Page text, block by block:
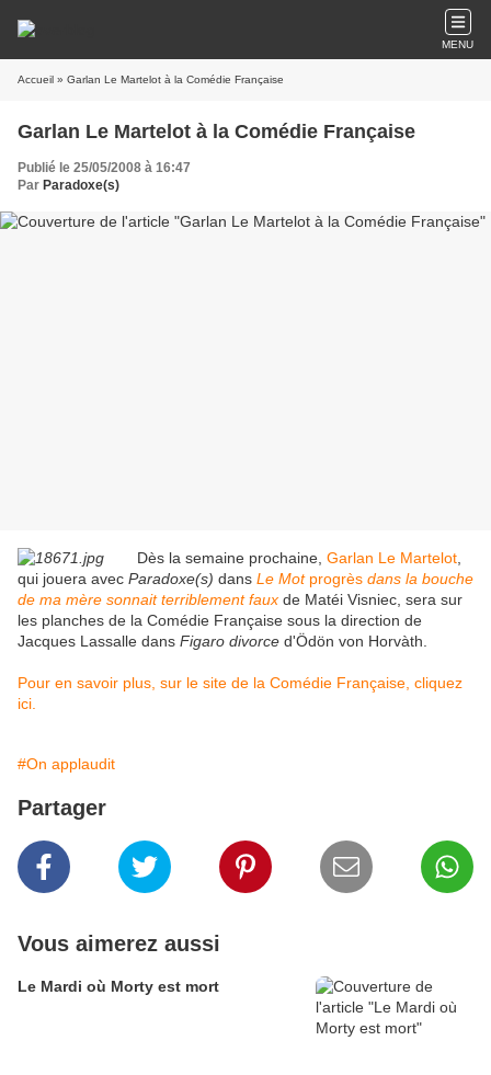
MENU
Accueil » Garlan Le Martelot à la Comédie Française
Garlan Le Martelot à la Comédie Française
Publié le 25/05/2008 à 16:47
Par Paradoxe(s)
Dès la semaine prochaine, Garlan Le Martelot
qui jouera avec Paradoxe(s) dans Le Motprogrès dans la bouche
de ma mère sonnait terriblement faux de Matéi Visniec, sera sur
les planches de la Comédie Française sous la direction de
Jacques Lassalle dans Figaro divorce d'Ödön von Horvàth.
Pour en savoir plus, sur le site de la Comédie Française, cliquez
ici.
#On applaudit
Partager
Vous aimerez aussi
Le Mardi où Morty est mort